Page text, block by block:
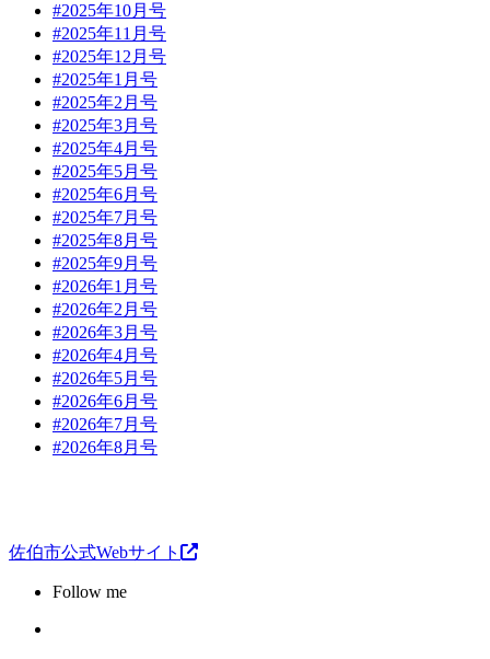
#2025年10月号
#2025年11月号
#2025年12月号
#2025年1月号
#2025年2月号
#2025年3月号
#2025年4月号
#2025年5月号
#2025年6月号
#2025年7月号
#2025年8月号
#2025年9月号
#2026年1月号
#2026年2月号
#2026年3月号
#2026年4月号
#2026年5月号
#2026年6月号
#2026年7月号
#2026年8月号
佐伯市公式Webサイト
Follow me